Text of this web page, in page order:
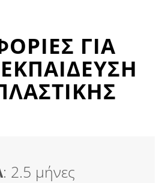
ΓΙΑ
: 2.5 μήνες